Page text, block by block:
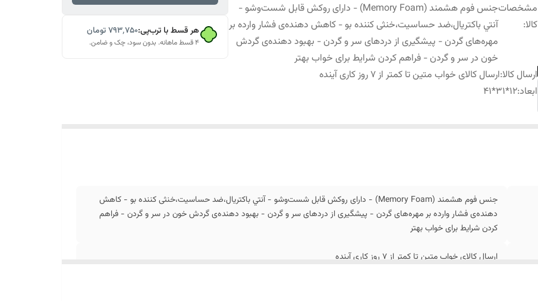
مشخصات
کالا:
جنس فوم هشمند (Memory Foam) - دارای روکش قابل شست‌وشو -
آنتي باكتريال،ضد حساسیت،خنثی کننده بو - کاهش دهنده‌ی فشار وارده بر
مهره‌های گردن - پیشگیری از دردهای سر و گردن - بهبود دهنده‌ی گردش
خون در سر و گردن - فراهم کردن شرایط برای خواب بهتر
ارسال کالا:ارسال کالای خواب متین تا کمتر از 7 روز کاری آینده
ابعاد:
12*31*41
هر قسط با ترب‌پی:۷۹۳٬۷۵۰تومان
۴ قسط ماهانه. بدون سود، چک و ضامن.
جنس فوم هشمند (Memory Foam) - دارای روکش قابل شست‌وشو - آنتي باكتريال،ضد حساسیت،خنثی کننده بو - کاهش
دهنده‌ی فشار وارده بر مهره‌های گردن - پیشگیری از دردهای سر و گردن - بهبود دهنده‌ی گردش خون در سر و گردن - فراهم
کردن شرایط برای خواب بهتر
ارسال کالای خواب متین تا کمتر از 7 روز کاری آینده